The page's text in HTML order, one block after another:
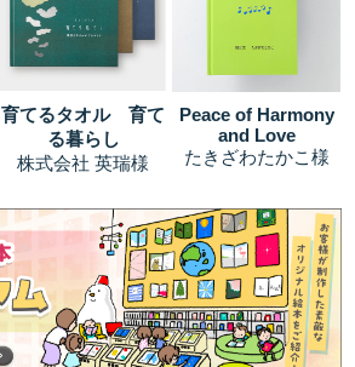
育てるタオル 育て
る暮らし
株式会社 英瑞様
Peace of Harmony
and Love
たきざわたかこ様